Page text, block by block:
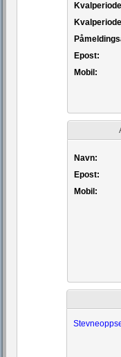
Epost:
Mobil:
Navn:
Epost:
Mobil: